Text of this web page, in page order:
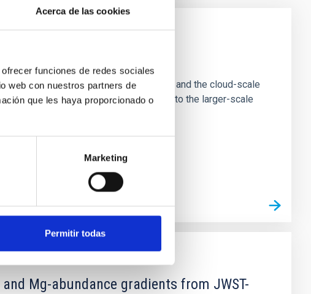
Acerca de las cookies
funciones de redes sociales
web con nuestros partners de
que les haya proporcionado o
Marketing
Permitir todas
Scales
of star-forming dense cores and the cloud-scale
vectors appear random with respect to the larger-scale
Mg-abundance gradients from JWST-